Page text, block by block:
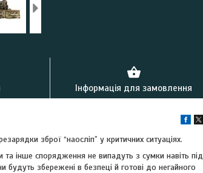
Інформація для замовлення
зброї “наосліп” у критичних ситуаціях.
та інше спорядження не випадуть з сумки навіть під
будуть збережені в безпеці й готові до негайного